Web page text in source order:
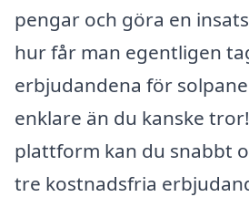
pengar och göra en
hur får man egentligen
erbjudandena för
enklare än du kanske
plattform kan du snabbt
tre kostnadsfria